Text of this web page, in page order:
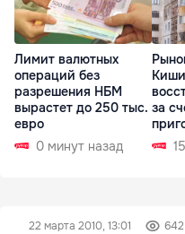
Лимит валютных
операций без
разрешения НБМ
вырастет до 250 тыс.
евро
0 минут назад
за
22 марта 2010, 13:01 642